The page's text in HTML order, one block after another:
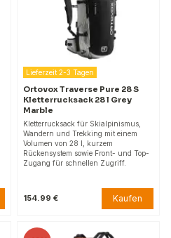
Lieferzeit 2-3 Tagen
Ortovox Traverse Pure 28 S
Kletterrucksack 28 l Grey
Marble
Kletterrucksack für Skialpinismus,
Wandern und Trekking mit einem
Volumen von 28 l, kurzem
Rückensystem sowie Front- und Top-
Zugang für schnellen Zugriff.
154.99 € Kaufen